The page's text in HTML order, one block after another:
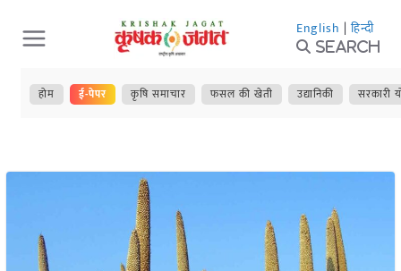
Skip
to
content
English | हिन्दी
Search
होम ई-पेपर कृषि समाचार फसल की खेती उद्यानिकी सरकारी